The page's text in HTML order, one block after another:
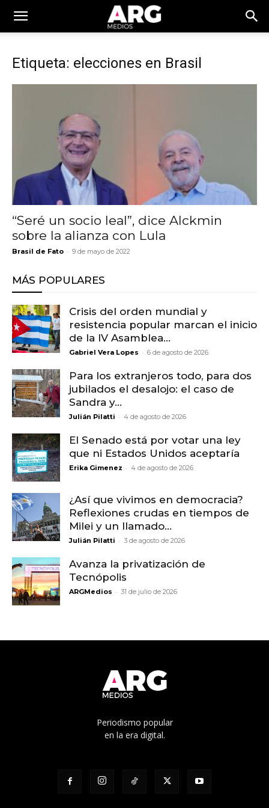
Etiqueta: elecciones en Brasil
“Seré un socio leal”, dice Alckmin
sobre la alianza con Lula
Brasil de Fato - 9 de mayo de 2022
MÁS POPULARES
Crisis del orden mundial y
resistencia popular marcan el inicio
de la IV Asamblea...
Gabriel Vera Lopes - 6 de agosto de 2026
Para los extranjeros todo, para dos
jubilados el desalojo: el caso de
Sandra y...
Julián Pilatti - 4 de agosto de 2026
El Senado está por votar una ley
que ni Estados Unidos aceptaría
Erika Gimenez - 4 de agosto de 2026
¿Así que vivimos en democracia?
Reflexiones crudas en tiempos de
Milei y un llamado...
Julián Pilatti - 3 de agosto de 2026
Avanza la privatización de
Tecnópolis
ARGMedios - 31 de julio de 2026
Periodismo popular
en la era digital.